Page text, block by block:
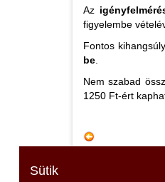
Az
figyelembe
Fontos
be
Nem szabad
1250 Ft-ért
Sütik